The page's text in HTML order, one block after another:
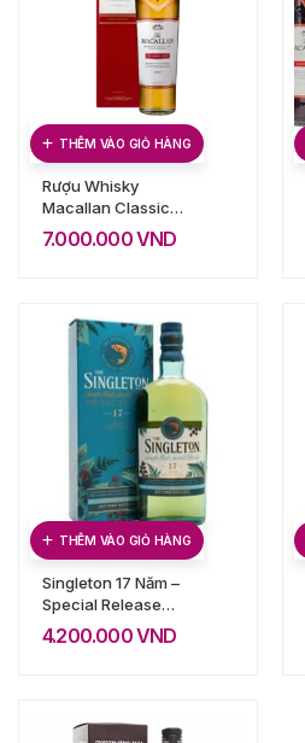
THÊM VÀO GIỎ HÀNG
Rượu Whisky
Macallan Classic
Cut 2020
7.000.000VND
THÊM VÀO GIỎ HÀNG
Singleton 17 Năm –
Special Release
2020
4.200.000VND